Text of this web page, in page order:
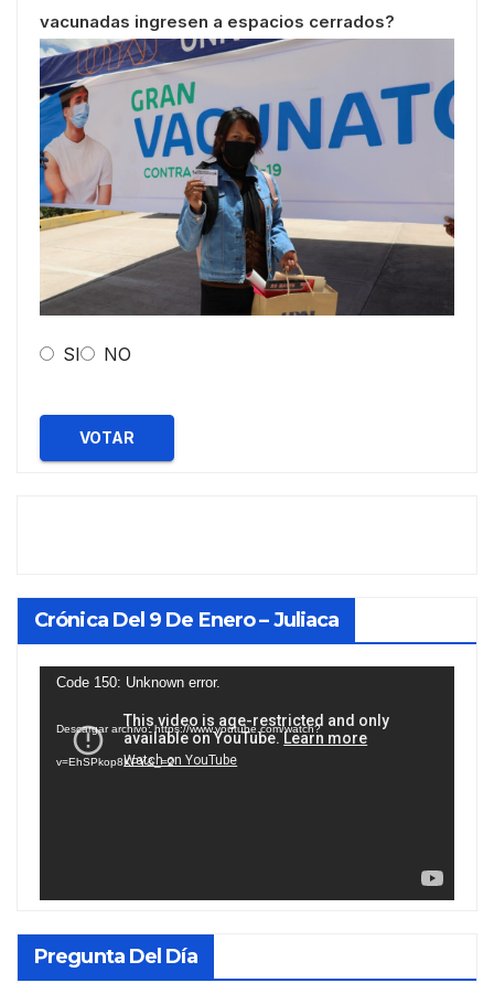
vacunadas ingresen a espacios cerrados?
SI NO
VOTAR
Crónica Del 9 De Enero – Juliaca
Reproductor
vídeo
Code 150: Unknown error.
Descargar archivo: https://www.youtube.com/watch?
v=EhSPkop8KPY&_=2
Pregunta Del Día